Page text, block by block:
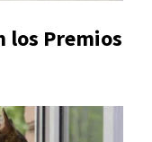
los Premios